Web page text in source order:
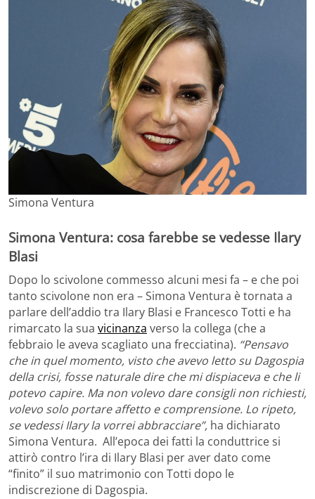
Simona Ventura
Simona Ventura: cosa farebbe se vedesse Ilary
Blasi
Dopo lo scivolone commesso alcuni mesi fa – e che poi
tanto scivolone non era – Simona Ventura è tornata a
parlare dell’addio tra Ilary Blasi e Francesco Totti e ha
rimarcato la sua vicinanza verso la collega (che a
febbraio le aveva scagliato una frecciatina). “Pensavo
che in quel momento, visto che avevo letto su Dagospia
della crisi, fosse naturale dire che mi dispiaceva e che li
potevo capire. Ma non volevo dare consigli non richiesti,
volevo solo portare affetto e comprensione. Lo ripeto,
se vedessi Ilary la vorrei abbracciare”, ha dichiarato
Simona Ventura. All’epoca dei fatti la conduttrice si
attirò contro l’ira di Ilary Blasi per aver dato come
“finito” il suo matrimonio con Totti dopo le
indiscrezione di Dagospia.